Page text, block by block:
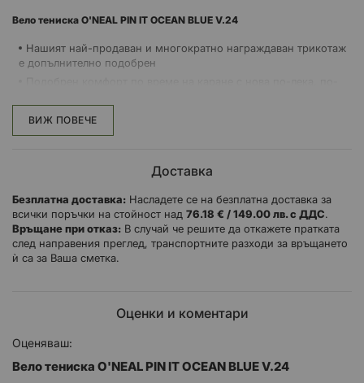
Вело тениска O'NEAL PIN IT OCEAN BLUE V.24
Нашият най-продаван и многократно награждаван трикотаж
е допълнително подобрен
Мрежест панел под мишниците за по-добра вентилация
Плоски шевове за по-голям комфорт
Кръгла яка със заварени шевове
Вградена кърпичка за очила/слънчеви очила
Лазерно изрязан вентилационен отвор
ВИЖ ПОВЕЧЕ
Доставка
Безплатна доставка: Насладете се на безплатна доставка за
всички поръчки на стойност над 76.18 € / 149.00 лв. с ДДС.
Връщане при отказ: В случай че решите да откажете пратката
след направения преглед, транспортните разходи за връщането
ѝ са за Ваша сметка.
Оценки и коментари
Оценяваш:
Вело тениска O'NEAL PIN IT OCEAN BLUE V.24